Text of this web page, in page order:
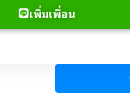
เพิ่มเพื่อน